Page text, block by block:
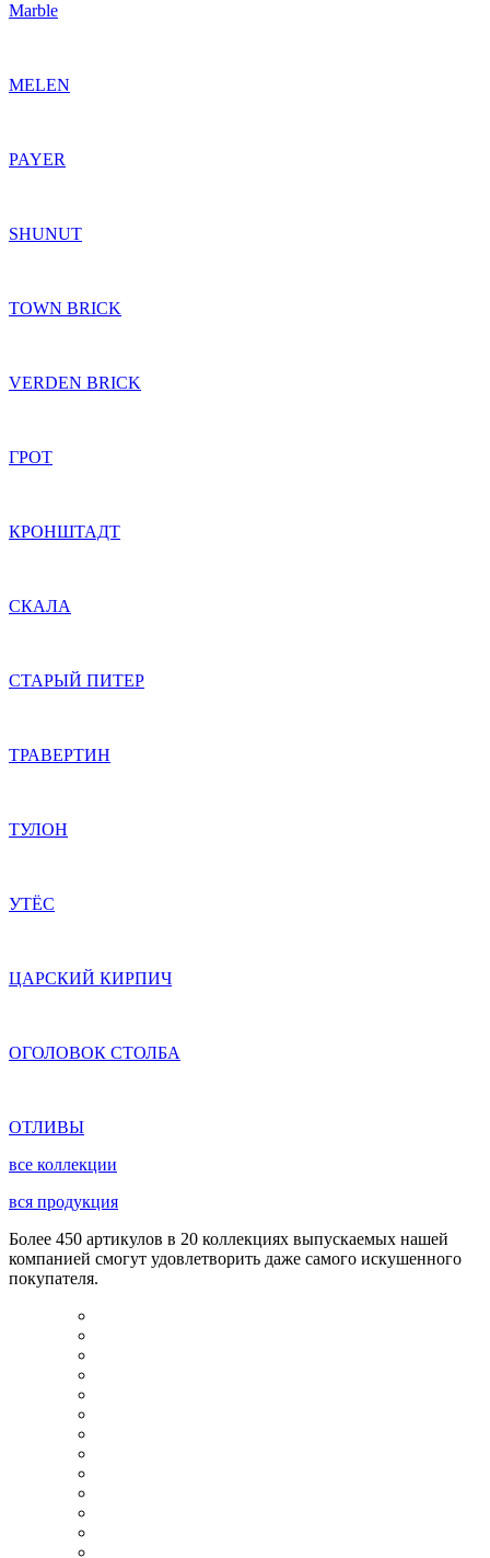
Marble
MELEN
PAYER
SHUNUT
TOWN BRICK
VERDEN BRICK
ГРОТ
КРОНШТАДТ
СКАЛА
СТАРЫЙ ПИТЕР
ТРАВЕРТИН
ТУЛОН
УТЁС
ЦАРСКИЙ КИРПИЧ
ОГОЛОВОК СТОЛБА
ОТЛИВЫ
все коллекции
вся продукция
Более 450 артикулов в 20 коллекциях выпускаемых нашей
компанией смогут удовлетворить даже самого искушенного
покупателя.